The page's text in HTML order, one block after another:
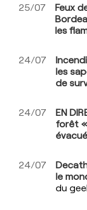
25/07
Feux
les
24/07
les
de
24/07
EN
forêt
24/07
le
du